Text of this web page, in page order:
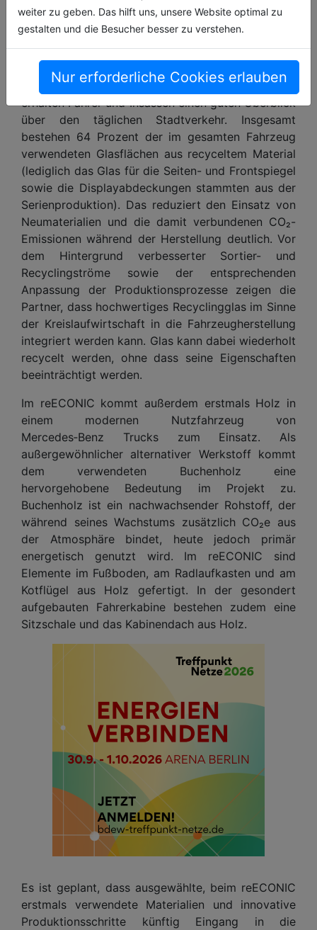
weiter zu geben. Das hilft uns, unsere Website optimal zu
gestalten und die Besucher besser zu verstehen.
Nur erforderliche Cookies erlauben
Mit der Panorama-Windschutzscheibe und der
großflächigen Seitenverglasung der Fahrerkabine
erhalten Fahrer und Insassen einen guten Überblick
über den täglichen Stadtverkehr. Insgesamt
bestehen 64 Prozent der im gesamten Fahrzeug
verwendeten Glasflächen aus recyceltem Material
(lediglich das Glas für die Seiten- und Frontspiegel
sowie die Displayabdeckungen stammten aus der
Serienproduktion). Das reduziert den Einsatz von
Neumaterialien und die damit verbundenen CO₂-
Emissionen während der Herstellung deutlich. Vor
dem Hintergrund verbesserter Sortier- und
Recyclingströme sowie der entsprechenden
Anpassung der Produktionsprozesse zeigen die
Partner, dass hochwertiges Recyclingglas im Sinne
der Kreislaufwirtschaft in die Fahrzeugherstellung
integriert werden kann. Glas kann dabei wiederholt
recycelt werden, ohne dass seine Eigenschaften
beeinträchtigt werden.
Im reECONIC kommt außerdem erstmals Holz in
einem modernen Nutzfahrzeug von
Mercedes‑Benz Trucks zum Einsatz. Als
außergewöhnlicher alternativer Werkstoff kommt
dem verwendeten Buchenholz eine
hervorgehobene Bedeutung im Projekt zu.
Buchenholz ist ein nachwachsender Rohstoff, der
während seines Wachstums zusätzlich CO₂e aus
der Atmosphäre bindet, heute jedoch primär
energetisch genutzt wird. Im reECONIC sind
Elemente im Fußboden, am Radlaufkasten und am
Kotflügel aus Holz gefertigt. In der gesondert
aufgebauten Fahrerkabine bestehen zudem eine
Sitzschale und das Kabinendach aus Holz.
Es ist geplant, dass ausgewählte, beim reECONIC
erstmals verwendete Materialien und innovative
Produktionsschritte künftig Eingang in die